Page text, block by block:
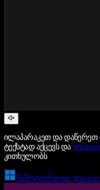
ილაპარაკეთ და დაწერეთ —
ტექსტად აქცევს და
კითხულობს
ჩამოტვირთეთ